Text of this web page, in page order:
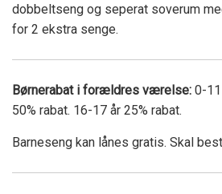
dobbeltseng og seperat soverum
for 2 ekstra senge.
Børnerabat i forældres værelse: 0-
50% rabat. 16-17 år 25% rabat.
Barneseng kan lånes gratis. Skal